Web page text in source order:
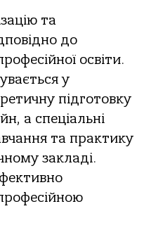
та
до
освіти.
у
підготовку
а спеціальні
та практику
закладі.